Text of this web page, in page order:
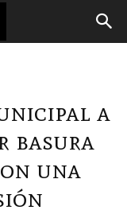
a
basura
una